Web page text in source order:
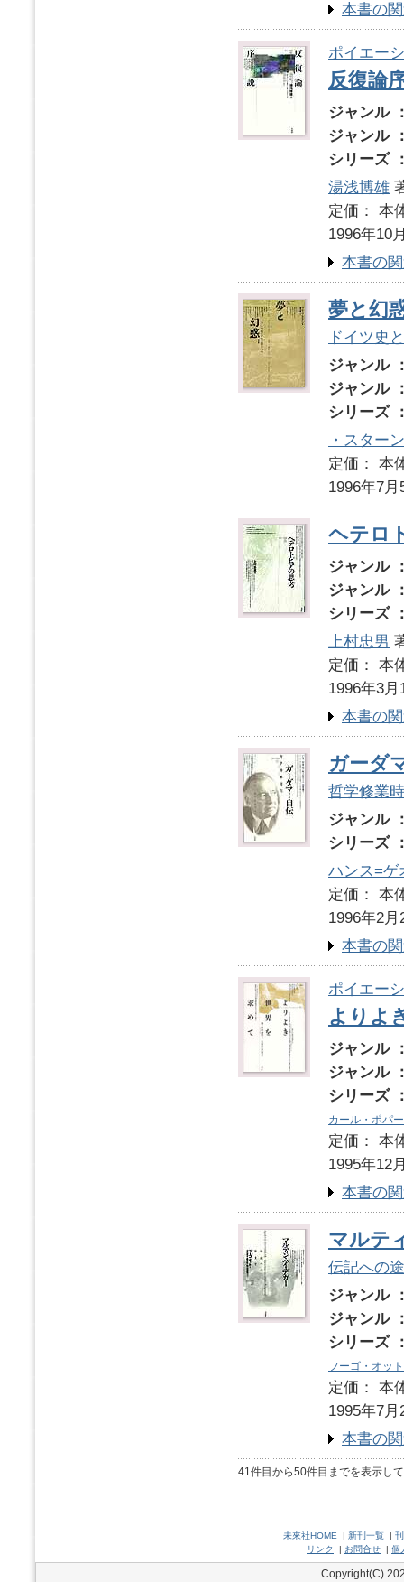
本書の
ポイエー
反復論
ジャンル
ジャンル
シリーズ
湯浅博雄
定価：
1996年10
本書の
夢と幻
ドイツ史
ジャンル
ジャンル
シリーズ
・スターン
定価：
1996年7月
ヘテロ
ジャンル
ジャンル
シリーズ
上村忠男
定価：
1996年3月
本書の
ガーダ
哲学修業
ジャンル
シリーズ
ハンス=ゲ
定価：
1996年2月
本書の
ポイエー
よりよ
ジャンル
ジャンル
シリーズ
カール・ポパー
定価：
1995年12
本書の
マルテ
伝記への
ジャンル
ジャンル
シリーズ
フーゴ・オット
定価：
1995年7月
本書の
41件目から50件目までを表示し
未來社HOME | 新刊一覧 |
リンク
| お問合せ | 個
Copyright(C)